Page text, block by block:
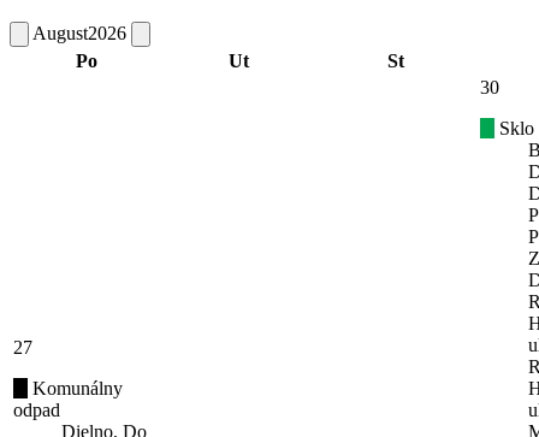
August2026
Po
Ut St
27
Komunálny
odpad
Dielno, Do
30
Sklo